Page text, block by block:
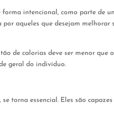
forma intencional, como parte de
aqueles que desejam melhorar
de calorias deve ser menor que
geral do indivíduo.
torna essencial. Eles são capazes